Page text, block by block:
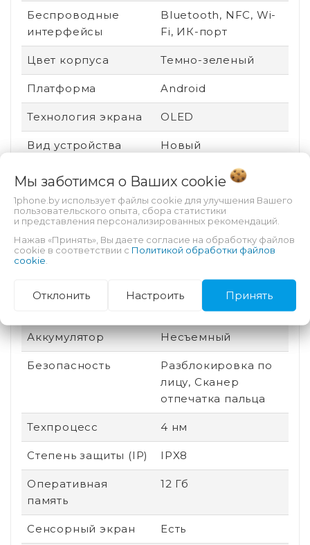
Беспроводные
интерфейсы
Bluetooth, NFC, Wi-
Fi, ИК-порт
Цвет корпуса Темно-зеленый
Платформа Android
Технология экрана OLED
Вид устройства Новый
Ударопрочный
корпус
Пыле- и
влагозащита
Есть
Защита от царапин
Производитель
Qualcomm
Аккумулятор Несъемный
Безопасность
Разблокировка по
лицу, Сканер
отпечатка пальца
Техпроцесс 4 нм
Степень защиты (IP) IPX8
Оперативная
память
12 Гб
Сенсорный экран Есть
Мы заботимся о Ваших cookie
1phone.by использует файлы cookie для улучшения Вашего
пользовательского опыта, сбора статистики
и представления персонализированных рекомендаций.
Нажав «Принять», Вы даете согласие на обработку файлов
cookie в соответствии с Политикой обработки файлов
cookie
Отклонить Настроить Принять